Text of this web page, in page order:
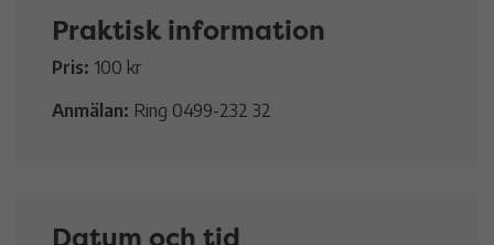
Praktisk information
Pris: 100 kr
Anmälan: Ring 0499-232 32
Datum och tid